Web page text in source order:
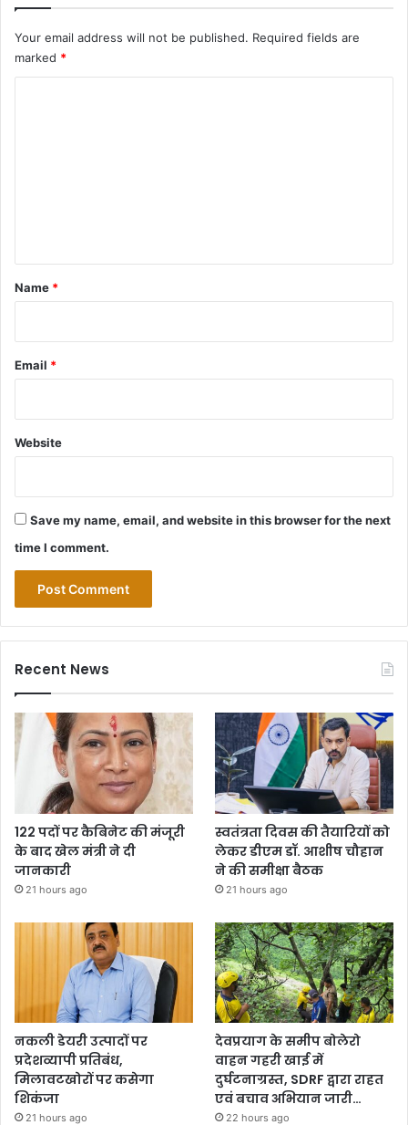
Your email address will not be published. Required fields are
marked *
*
Name *
Email *
Website
Save my name, email, and website in this browser for the next
time I comment.
Recent News
122 पदों पर कैबिनेट की मंजूरी
के बाद खेल मंत्री ने दी
जानकारी
21 hours ago
स्वतंत्रता दिवस की तैयारियों को
लेकर डीएम डॉ. आशीष चौहान
ने की समीक्षा बैठक
21 hours ago
नकली डेयरी उत्पादों पर
प्रदेशव्यापी प्रतिबंध,
मिलावटखोरों पर कसेगा
शिकंजा
21 hours ago
देवप्रयाग के समीप बोलेरो
वाहन गहरी खाई में
दुर्घटनाग्रस्त, SDRF द्वारा राहत
एवं बचाव अभियान जारी…
22 hours ago